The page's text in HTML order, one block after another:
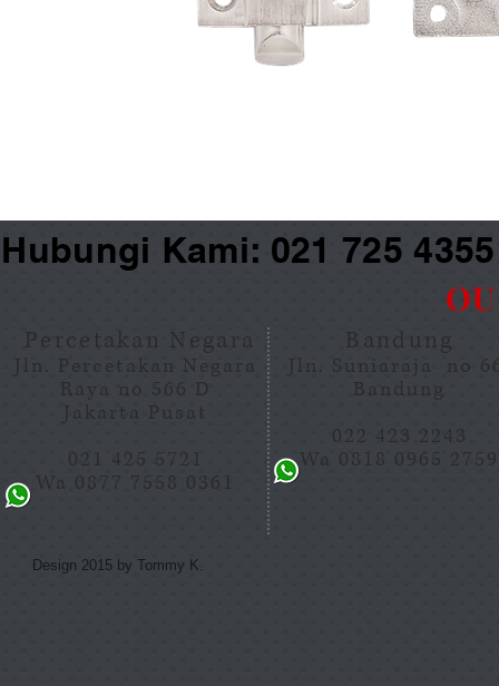
Kami: 021 725
Percetakan Negara
Jln. Percetakan Negara
Raya no 566 D
Jakarta Pusat
021 425 5721
Wa 0877 7558 0361
Bandung
Jln. Suniaraja no
Bandung
022 423 2243
Wa 0818 0965 2759
Design 2015 by Tommy K.